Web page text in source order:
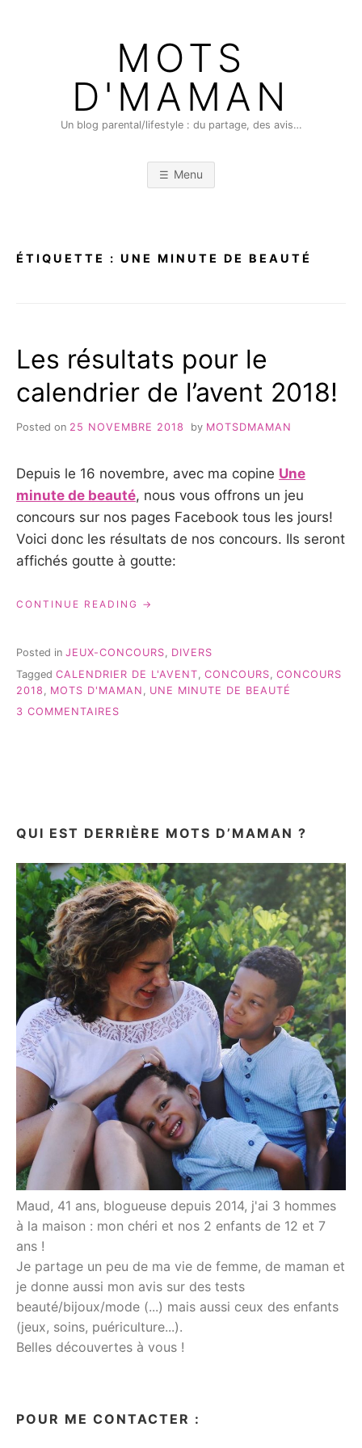
MOTS
D'MAMAN
Un blog parental/lifestyle : du partage, des avis…
Menu
ÉTIQUETTE : UNE MINUTE DE BEAUTÉ
Les résultats pour le
calendrier de l’avent 2018!
Posted on 25 NOVEMBRE 2018 by MOTSDMAMAN
Depuis le 16 novembre, avec ma copine Une
minute de beauté, nous vous offrons un jeu
concours sur nos pages Facebook tous les jours!
Voici donc les résultats de nos concours. Ils seront
affichés goutte à goutte:
CONTINUE READING « LES
LE
DE
L’AVENT
Posted in JEUX-CONCOURS, DIVERS
Tagged CALENDRIER DE L'AVENT CONCOURS CONCOURS
2018
MOTS D'MAMAN
UNE MINUTE DE BEAUTÉ
3 COMMENTAIRES
L’AVENT
2018!
QUI EST DERRIÈRE MOTS D’MAMAN ?
Maud, 41 ans, blogueuse depuis 2014, j'ai 3 hommes
à la maison : mon chéri et nos 2 enfants de 12 et 7
ans !
Je partage un peu de ma vie de femme, de maman et
je donne aussi mon avis sur des tests
beauté/bijoux/mode (...) mais aussi ceux des enfants
(jeux, soins, puériculture...).
Belles découvertes à vous !
POUR ME CONTACTER :